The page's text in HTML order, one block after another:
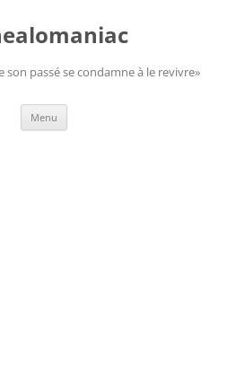
son passé se condamne à le revivre»
Menu